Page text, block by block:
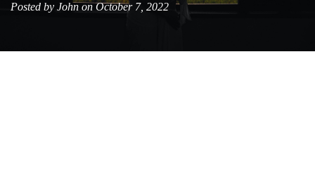
Posted by John on October 7, 2022